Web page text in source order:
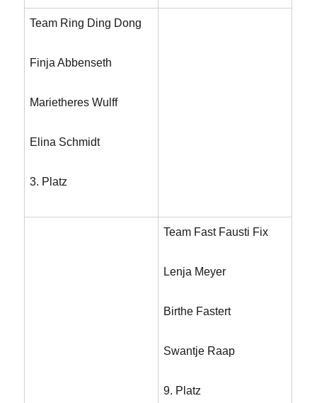
Team Ring Ding Dong
Finja Abbenseth
Marietheres Wulff
Elina Schmidt
3. Platz
Team Fast Fausti Fix
Lenja Meyer
Birthe Fastert
Swantje Raap
9. Platz